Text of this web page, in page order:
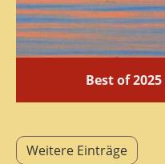
Best of
Weitere Einträge